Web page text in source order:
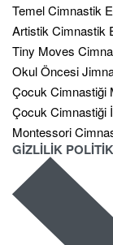
Temel Cimnastik
Artistik Cimnastik
Tiny Moves
Okul Öncesi
Çocuk Cimnastiği
Çocuk Cimnastiği
Montessori
GİZLİLİK